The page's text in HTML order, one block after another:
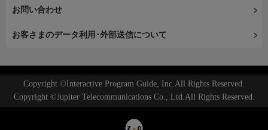
お問い合わせ
お客さまのデータ利用･外部送信について
Copyright ©Interactive Program Guide, Inc.All Rights Reserved.
Copyright ©Jupiter Telecommunications Co., Ltd.All Rights Reserved.